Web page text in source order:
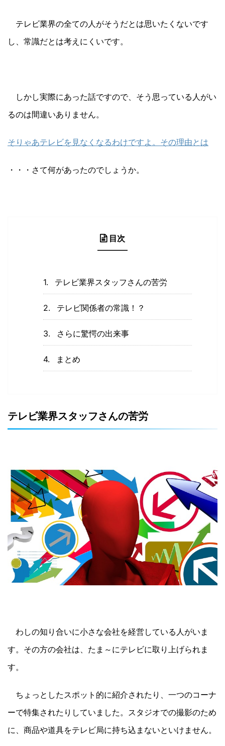
テレビ業界の全ての人がそうだとは思いたくないです
し、常識だとは考えにくいです。
しかし実際にあった話ですので、そう思っている人がい
るのは間違いありません。
そりゃあテレビを見なくなるわけですよ。その理由とは
・・・さて何があったのでしょうか。
目次
テレビ業界スタッフさんの苦労
テレビ関係者の常識！？
さらに驚愕の出来事
まとめ
テレビ業界スタッフさんの苦労
わしの知り合いに小さな会社を経営している人がいま
す。その方の会社は、たま～にテレビに取り上げられま
す。
ちょっとしたスポット的に紹介されたり、一つのコーナ
ーで特集されたりしていました。スタジオでの撮影のため
に、商品や道具をテレビ局に持ち込まないといけません。